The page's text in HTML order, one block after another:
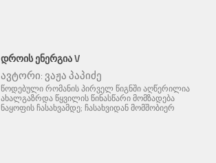
ᲓᲠᲝᲘᲡ ᲔᲜᲔᲠᲒᲘᲐ V
ავტორი: ვაჟა პაპიძე
წოდებული რომანის პირველ წიგნში აღწერილია
ახალგაზრდა წყვილის წინასწარი მომზადება
ნაყოფის ჩასახვამდე; ჩასახვიდან მომშობიერ